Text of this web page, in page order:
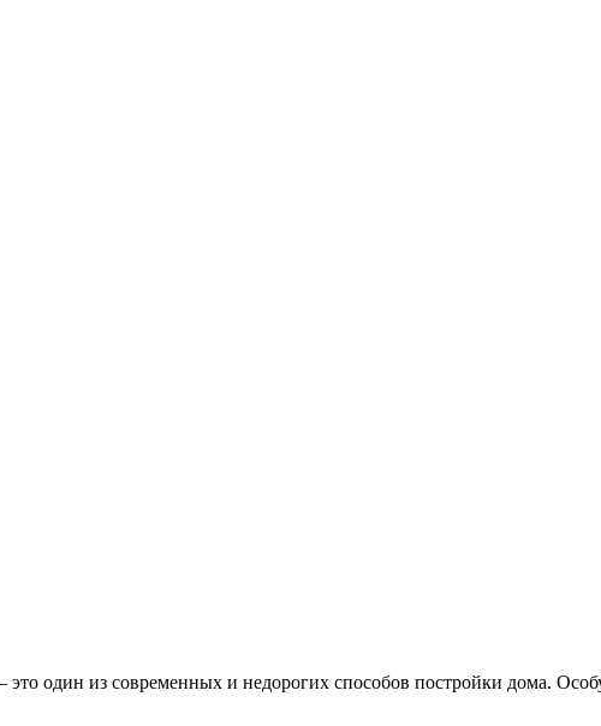
это один из современных и недорогих способов постройки дома.